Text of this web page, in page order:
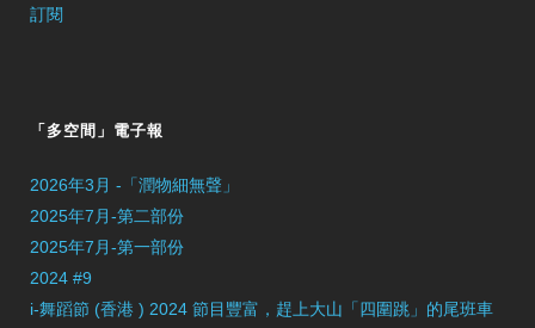
訂閱
「多空間」電子報
2026年3月 -「潤物細無聲」
2025年7月-第二部份
2025年7月-第一部份
2024 #9
i-舞蹈節 (香港 ) 2024 節目豐富，趕上大山「四圍跳」的尾班車